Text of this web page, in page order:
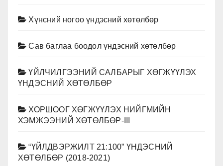
Хүнсний ногоо үндэсний хөтөлбөр
Сав баглаа боодол үндэсний хөтөлбөр
ҮЙЛЧИЛГЭЭНИЙ САЛБАРЫГ ХӨГЖҮҮЛЭХ
ҮНДЭСНИЙ ХӨТӨЛБӨР
ХОРШООГ ХӨГЖҮҮЛЭХ НИЙГМИЙН
ХЭМЖЭЭНИЙ ХӨТӨЛБӨР-III
“ҮЙЛДВЭРЖИЛТ 21:100” ҮНДЭСНИЙ
ХӨТӨЛБӨР (2018-2021)